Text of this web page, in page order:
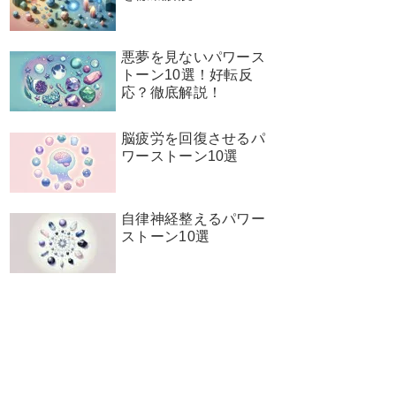
悪夢を見ないパワース
トーン10選！好転反
応？徹底解説！
脳疲労を回復させるパ
ワーストーン10選
自律神経整えるパワー
ストーン10選